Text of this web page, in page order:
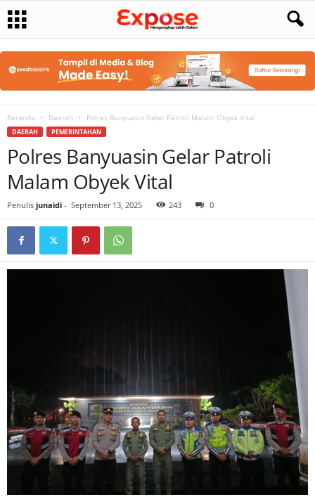
Beranda Daerah Polres Banyuasin Gelar Patroli Malam Obyek Vital
DAERAH PEMERINTAHAN
Polres Banyuasin Gelar Patroli
Malam Obyek Vital
Penulis junaidi - September 13, 2025 243 0